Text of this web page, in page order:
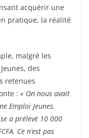
acquérir une
pratique, la réalité
malgré les
des
retenues
: « On nous avait
Emploi Jeunes.
a prélevé 10 000
Ce n’est pas